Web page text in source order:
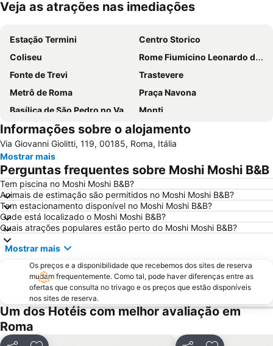
Ampliar mapa
Veja as atrações nas imediações
Estação Termini
Centro Storico
Coliseu
Rome Fiumicino Leonardo da Vinci International Airport
Fonte de Trevi
Trastevere
Metrô de Roma
Praça Navona
Basílica de São Pedro no Vaticano
Monti
Termini Metro Station
Praça de Espanha
Prati
Panteão
Basílica de Santa Maria Maggiore
Barberini - Fontana di Trevi Metro Station
International Airport Roma Ciampino
Praça de São Pedro
Trevi
Ostia
Lungotevere Castello & Vaticano
Via del Corso
Museu Vaticano
Termas de Caracala
Colosseo Metro Station
Estádio Olímpico de Roma
Parioli
La Sapienza - Città Universitaria
La Santa Sede
Fiera di Roma
Via Nazionale
Via Veneto Rome
Ostia Antica
Roma Ostiense Railway Station
Informações sobre o alojamento
Via Giovanni Giolitti, 119, 00185, Roma, Itália
Mostrar mais
Perguntas frequentes sobre Moshi Moshi B&B
Tem piscina no Moshi Moshi B&B?
Animais de estimação são permitidos no Moshi Moshi B&B?
Tem estacionamento disponível no Moshi Moshi B&B?
Onde está localizado o Moshi Moshi B&B?
Quais atrações populares estão perto do Moshi Moshi B&B?
Mostrar mais
Os preços e a disponibilidade que recebemos dos sites de reserva
mudam frequentemente. Como tal, pode haver diferenças entre as
ofertas que consulta no trivago e os preços que estão disponíveis
nos sites de reserva.
Um dos Hotéis com melhor avaliação em
Roma